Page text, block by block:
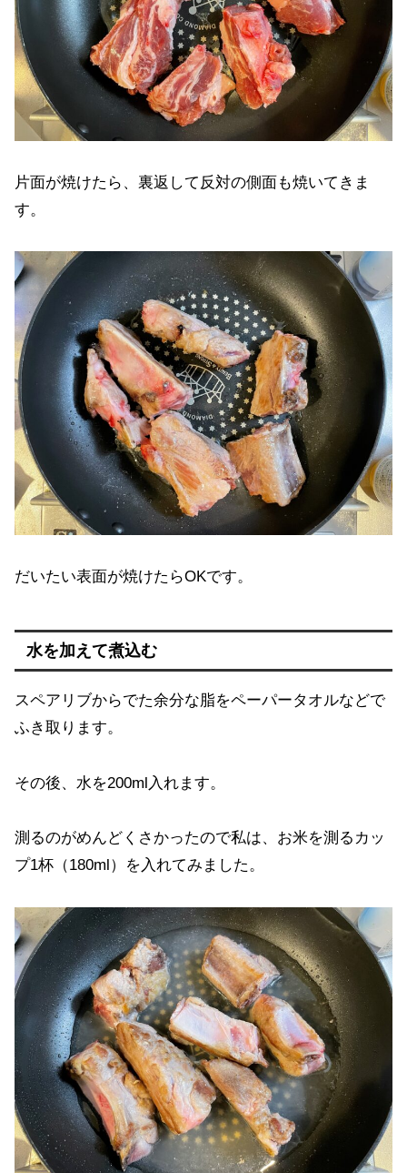
片面が焼けたら、裏返して反対の側面も焼いてきま
す。
だいたい表面が焼けたらOKです。
水を加えて煮込む
スペアリブからでた余分な脂をペーパータオルなどで
ふき取ります。
その後、水を200ml入れます。
測るのがめんどくさかったので私は、お米を測るカッ
プ1杯（180ml）を入れてみました。